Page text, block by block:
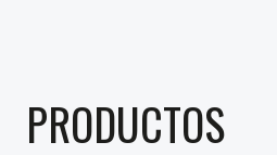
PRODUCTOS